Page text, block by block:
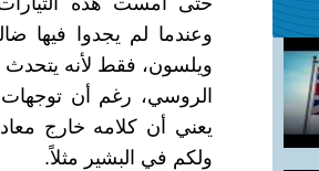
وعندما لم يجدوا فيها
ويلسون، فقط لأنه يتحدث
الروسي، رغم أن
يعني أن كلامه خارج
ولكم في البشير مثلاً.